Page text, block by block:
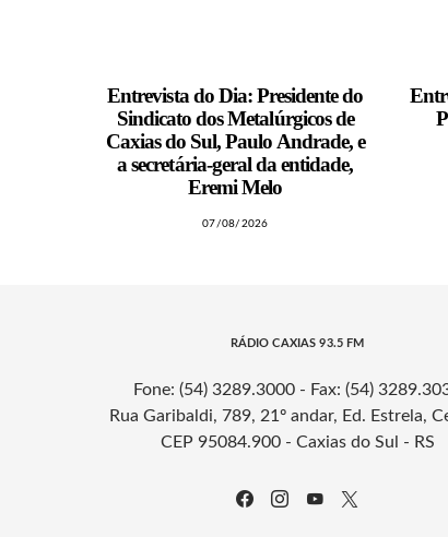
Entrevista do Dia: Presidente do
Sindicato dos Metalúrgicos de
Caxias do Sul, Paulo Andrade, e
a secretária-geral da entidade,
Eremi Melo
07/08/2026
RÁDIO CAXIAS 93.5 FM
Fone: (54) 3289.3000 - Fax: (54)
Rua Garibaldi, 789, 21º andar, Ed. Estrela,
CEP 95084.900 - Caxias do Sul - RS